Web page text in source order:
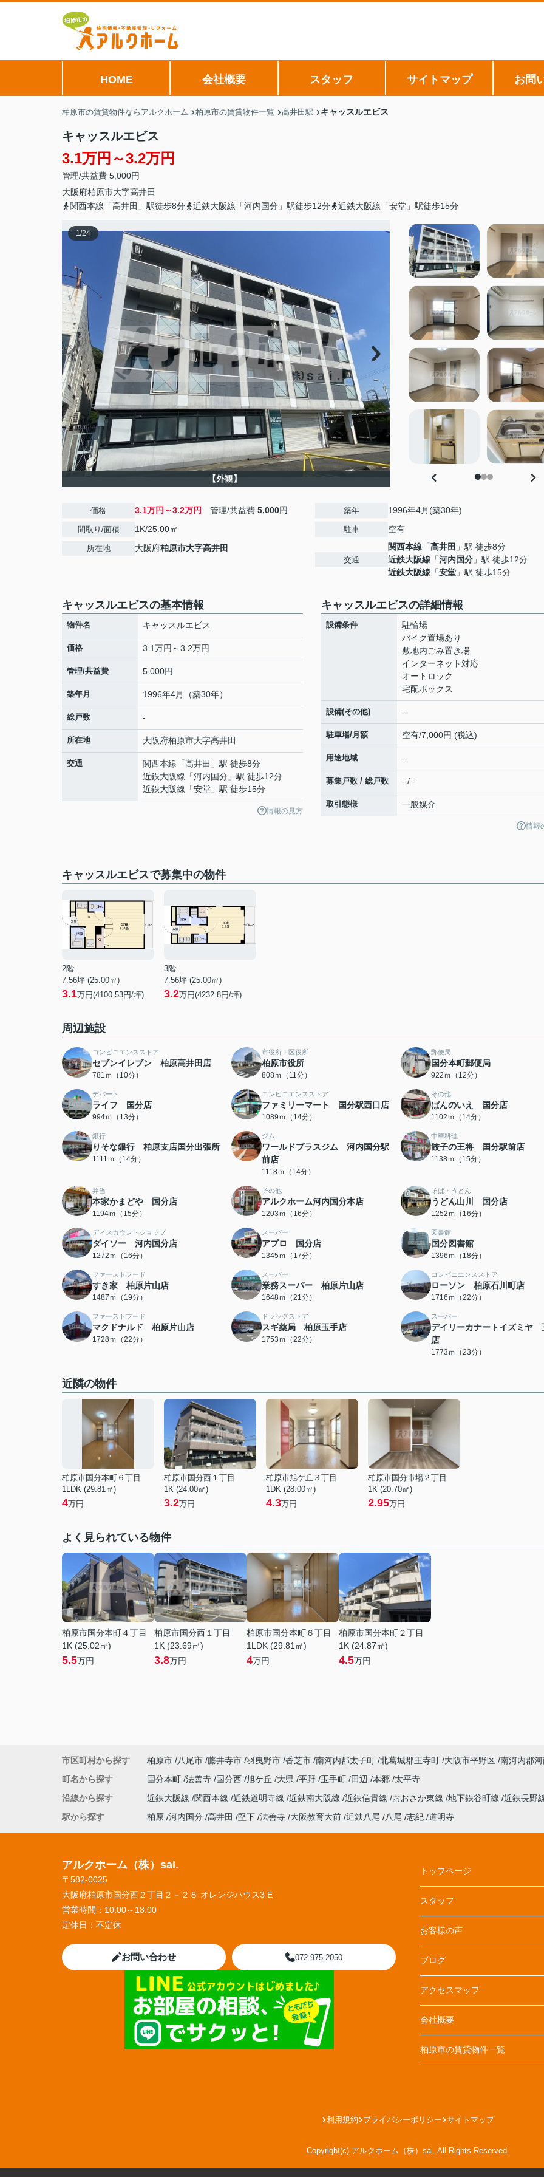
HOME 会社概要 スタッフ サイトマップ お問
柏原市の賃貸物件ならアルクホーム 柏原市の賃貸物件一覧 高井田駅 キャッスルエビス
キャッスルエビス
3.1万円～3.2万円
管理/共益費 5,000円
大阪府柏原市大字高井田
関西本線「高井田」駅徒歩8分
近鉄大阪線「河内国分」駅徒歩12分 近鉄大阪線「安堂」駅徒歩15分
1/24
【外観】
価格 3.1万円～3.2万円 管理/共益費 5,000円
間取り/面積 1K/25.00㎡
所在地 大阪府柏原市大字高井田
築年 1996年4月(築30年)
駐車 空有
交通
関西本線 「高井田 」駅 徒歩8分
近鉄大阪線 「河内国分 」駅 徒歩12分
近鉄大阪線 「安堂 」駅 徒歩15分
キャッスルエビスの基本情報
物件名 キャッスルエビス
価格 3.1万円～3.2万円
管理/共益費 5,000円
築年月 1996年4月（築30年）
総戸数 -
所在地 大阪府柏原市大字高井田
交通 関西本線 「高井田 」駅 徒歩8分
近鉄大阪線 「河内国分 」駅 徒歩12分
近鉄大阪線 「安堂 」駅 徒歩15分
情報の見方
キャッスルエビスの詳細情報
設備条件
駐輪場
バイク置場あり
敷地内ごみ置き場
インターネット対応
オートロック
宅配ボックス
設備(その他) -
駐車場/月額 空有/7,000円 (税込)
用途地域 -
募集戸数 / 総戸数 - / -
取引態様 一般媒介
情報
キャッスルエビスで募集中の物件
2階
7.56坪 (25.00㎡)
3.1万円(4100.53円/坪)
3階
7.56坪 (25.00㎡)
3.2万円(4232.8円/坪)
周辺施設
コンビニエンスストア
セブンイレブン 柏原高井田店
781ｍ（10分）
市役所・区役所
柏原市役所
808ｍ（11分）
郵便局
国分本町郵便局
922ｍ（12分）
デパート
ライフ 国分店
994ｍ（13分）
コンビニエンスストア
ファミリーマート 国分駅西口店
1089ｍ（14分）
その他
ぱんのいえ 国分店
1102ｍ（14分）
銀行
りそな銀行 柏原支店国分出張所
1111ｍ（14分）
ジム
ワールドプラスジム 河内国分駅
前店
1118ｍ（14分）
中華料理
餃子の王将 国分駅前店
1138ｍ（15分）
弁当
本家かまどや 国分店
1194ｍ（15分）
その他
アルクホーム河内国分本店
1203ｍ（16分）
そば・うどん
うどん山川 国分店
1252ｍ（16分）
ディスカウントショップ
ダイソー 河内国分店
1272ｍ（16分）
スーパー
アプロ 国分店
1345ｍ（17分）
図書館
国分図書館
1396ｍ（18分）
ファーストフード
すき家 柏原片山店
1487ｍ（19分）
スーパー
業務スーパー 柏原片山店
1648ｍ（21分）
コンビニエンスストア
ローソン 柏原石川町店
1716ｍ（22分）
ファーストフード
マクドナルド 柏原片山店
1728ｍ（22分）
ドラッグストア
スギ薬局 柏原玉手店
1753ｍ（22分）
スーパー
デイリーカナートイズミヤ
店
1773ｍ（23分）
近隣の物件
柏原市国分本町６丁目
1LDK (29.81㎡)
4万円
柏原市国分西１丁目
1K (24.00㎡)
3.2万円
柏原市旭ケ丘３丁目
1DK (28.00㎡)
4.3万円
柏原市国分市場２丁目
1K (20.70㎡)
2.95万円
よく見られている物件
柏原市国分本町４丁目
1K (25.02㎡)
5.5万円
柏原市国分西１丁目
1K (23.69㎡)
3.8万円
柏原市国分本町６丁目
1LDK (29.81㎡)
4万円
柏原市国分本町２丁目
1K (24.87㎡)
4.5万円
市区町村から探す 柏原市 八尾市 藤井寺市 羽曳野市 香芝市 南河内郡太子町 北葛城郡王寺町 大阪市平野区 南河内郡
町名から探す
国分本町 法善寺 国分西 旭ケ丘 大県 平野 玉手町 田辺 本郷 太平寺
沿線から探す
近鉄大阪線 関西本線 近鉄道明寺線 近鉄南大阪線 近鉄信貴線 おおさか東線 地下鉄谷町線 近鉄長野
駅から探す
柏原 河内国分 高井田 堅下 法善寺 大阪教育大前 近鉄八尾 八尾 志紀 道明寺
アルクホーム（株）sai.
〒582-0025
大阪府柏原市国分西２丁目２－２８ オレンジハウス3 E
営業時間： 10:00～18:00
定休日： 不定休
お問い合わせ 072-975-2050
トップページ
スタッフ
お客様の声
ブログ
アクセスマップ
会社概要
柏原市の賃貸物件一覧
利用規約 プライバシーポリシー サイトマップ
Copyright(c) アルクホーム（株）sai. All Rights Reserved.